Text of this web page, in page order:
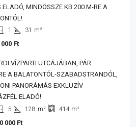
ELADÓ, MINDÖSSZE KB 200 M-RE A
1 31 m²
Ft
VÍZPARTI UTCÁJÁBAN, PÁR
A BALATONTÓL-SZABADSTRANDÓL,
PANORÁMÁS EXKLUZÍV
ELADÓ!
5 128 m² 414 m²
000 Ft